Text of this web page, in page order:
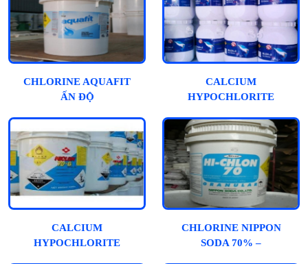
CHLORINE AQUAFIT
ẤN ĐỘ
CALCIUM
HYPOCHLORITE
CALCIUM
HYPOCHLORITE
CHLORINE NIPPON
SODA 70% –